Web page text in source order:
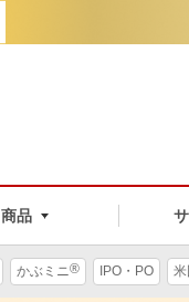
商品
かぶミニ® IPO・PO